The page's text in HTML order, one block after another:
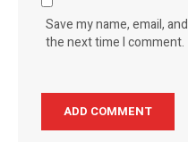
Save my name, email,
the next time I comment.